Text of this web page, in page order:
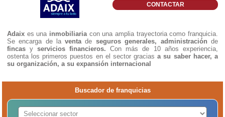
CONTACTAR
Adaix es una inmobiliariacon una amplia trayectoria como franquicia.
Se encarga de la venta de seguros generales, administración de
fincas y servicios financieros. Con más de 10 años experiencia,
ostenta los primeros puestos en el sector gracias a su saber hacer, a
su organización, a su expansión internacional
Buscador de franquicias